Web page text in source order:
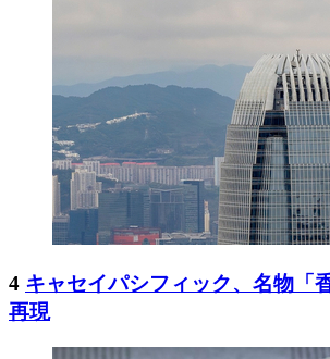
4 キャセイパシフィック、名物「
再現